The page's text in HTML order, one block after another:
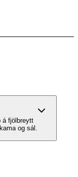
á fjölbreytt
og sál.